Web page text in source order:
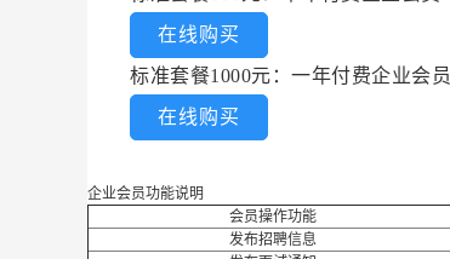
在线购买
标准套餐1000元：一年付费企业会员
在线购买
企业会员功能说明
会员操作功能
发布招聘信息